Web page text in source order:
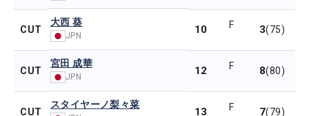
CUT
大西 葵
JPN 10 F 3(75)
CUT
宮田 成華
JPN 12 F 8(80)
CUT
スタイヤーノ梨々菜
13 F 7(79)